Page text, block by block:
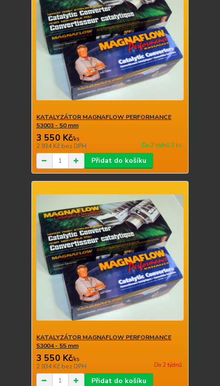
KATALYZÁTOR MAGNAFLOW PERFORMANCE
53003 - 50 mm
3 550 Kč/ks
2 934 Kč bez DPH Do 2 týdnů 3 ks
Přidat do košíku
KATALYZÁTOR MAGNAFLOW PERFORMANCE
53004 - 55 mm
3 550 Kč/ks
2 934 Kč bez DPH Do 2 týdnů
Přidat do košíku